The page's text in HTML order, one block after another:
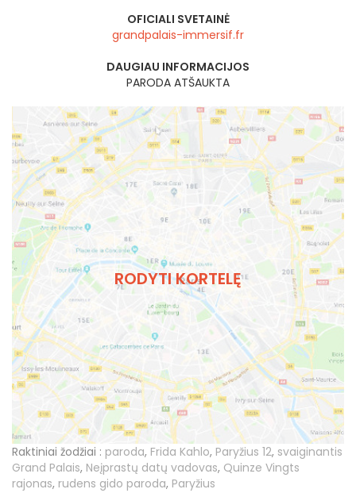
OFICIALI SVETAINĖ
grandpalais-immersif.fr
DAUGIAU INFORMACIJOS
PARODA ATŠAUKTA
RODYTI KORTELĘ
Raktiniai žodžiai : paroda, Frida Kahlo, Paryžius 12, svaiginantis
Grand Palais, Neįprastų datų vadovas, Quinze Vingts
rajonas, rudens gido paroda, Paryžius